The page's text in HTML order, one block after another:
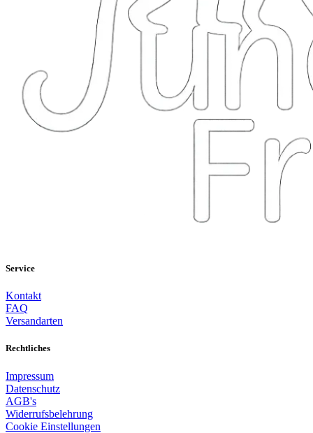
Service
Kontakt
FAQ
Versandarten
Rechtliches
Impressum
Datenschutz
AGB's
Widerrufsbelehrung
Cookie Einstellungen